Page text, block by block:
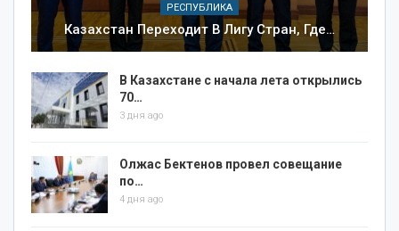
РЕСПУБЛИКА
Казахстан Переходит В Лигу Стран, Где…
В Казахстане с начала лета открылись
70…
3 дня ago
Олжас Бектенов провел совещание
по…
4 дня ago